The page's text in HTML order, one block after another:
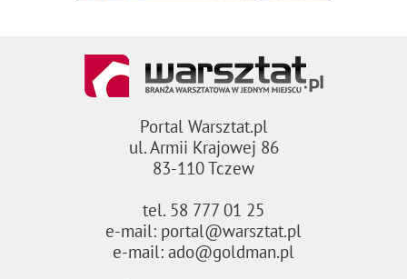
Portal Warsztat.pl
ul. Armii Krajowej 86
83-110 Tczew
tel. 58 777 01 25
e-mail: portal@warsztat.pl
e-mail: ado@goldman.pl